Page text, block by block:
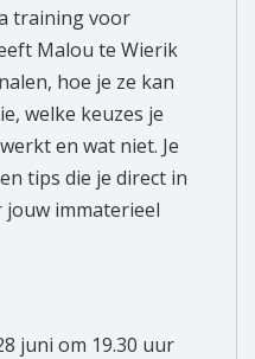
training voor
Malou te Wierik
hoe je ze kan
welke keuzes je
en wat niet. Je
tips die je direct in
immaterieel
juni om 19.30 uur